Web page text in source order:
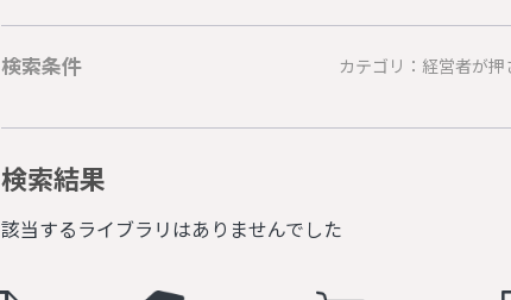
検索条件 カテゴリ：経営者が
検索結果
該当するライブラリはありませんでした